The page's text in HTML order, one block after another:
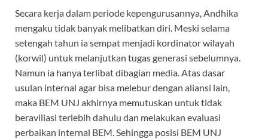
Secara kerja dalam periode kepengurusannya, Andhika
mengaku tidak banyak melibatkan diri. Meski selama
setengah tahun ia sempat menjadi kordinator wilayah
(korwil) untuk melanjutkan tugas generasi sebelumnya.
Namun ia hanya terlibat dibagian media. Atas dasar
usulan internal agar bisa melebur dengan aliansi lain,
maka BEM UNJ akhirnya memutuskan untuk tidak
beraviliasi terlebih dahulu dan melakukan evaluasi
perbaikan internal BEM. Sehingga posisi BEM UNJ